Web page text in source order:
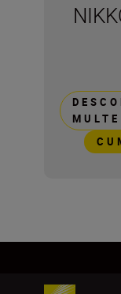
MULTE